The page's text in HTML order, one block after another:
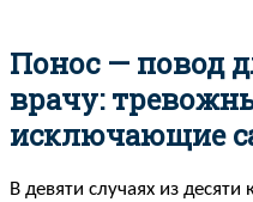
Понос — повод
врачу:
исключающие
В девяти случаях из